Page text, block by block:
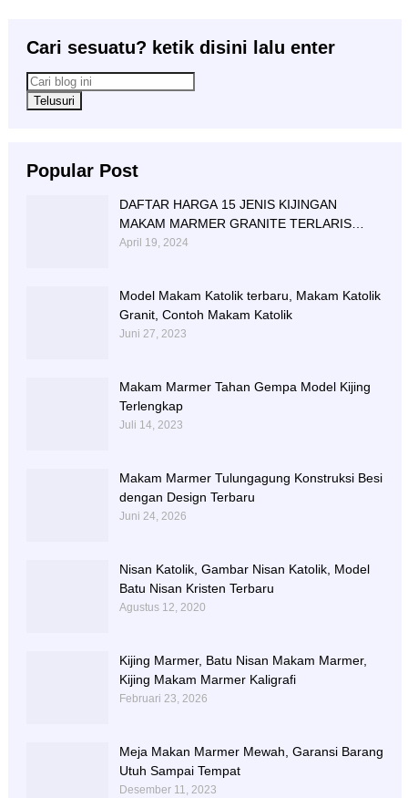
Cari sesuatu? ketik disini lalu enter
Popular Post
DAFTAR HARGA 15 JENIS KIJINGAN
MAKAM MARMER GRANITE TERLARIS
BERIKUT NISAN NYA
April 19, 2024
Model Makam Katolik terbaru, Makam Katolik
Granit, Contoh Makam Katolik
Juni 27, 2023
Makam Marmer Tahan Gempa Model Kijing
Terlengkap
Juli 14, 2023
Makam Marmer Tulungagung Konstruksi Besi
dengan Design Terbaru
Juni 24, 2026
Nisan Katolik, Gambar Nisan Katolik, Model
Batu Nisan Kristen Terbaru
Agustus 12, 2020
Kijing Marmer, Batu Nisan Makam Marmer,
Kijing Makam Marmer Kaligrafi
Februari 23, 2026
Meja Makan Marmer Mewah, Garansi Barang
Utuh Sampai Tempat
Desember 11, 2023